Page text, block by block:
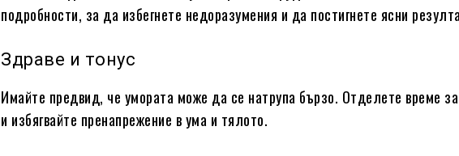
подробности, за да избегнете недоразумения и да постигнете ясни
Здраве и тонус
Имайте предвид, че умората може да се натрупа бързо. Отделете време
и избягвайте пренапрежение в ума и тялото.